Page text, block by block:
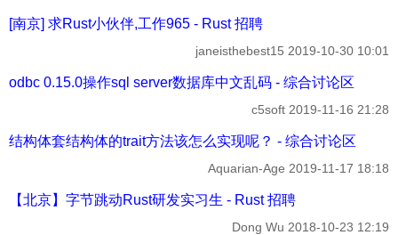
[南京] 求Rust小伙伴,工作965 - Rust 招聘
janeisthebest15 2019-10-30 10:01
odbc 0.15.0操作sql server数据库中文乱码 - 综合讨论区
c5soft 2019-11-16 21:28
结构体套结构体的trait方法该怎么实现呢？ - 综合讨论区
Aquarian-Age 2019-11-17 18:18
【北京】字节跳动Rust研发实习生 - Rust 招聘
Dong Wu 2018-10-23 12:19